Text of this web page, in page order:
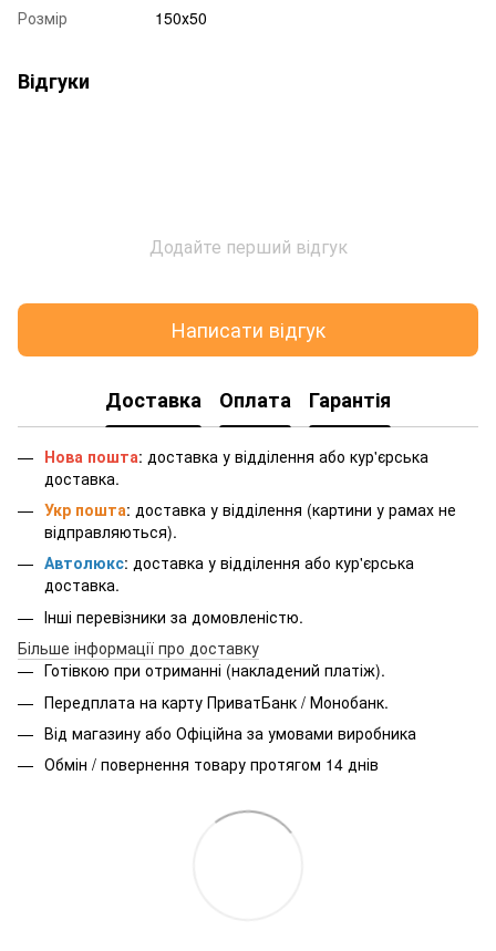
Розмір
150х50
Відгуки
Додайте перший відгук
Написати відгук
Доставка Оплата Гарантія
Нова пошта: доставка у відділення або кур'єрська
доставка.
Укр пошта: доставка у відділення (картини у рамах не
відправляються).
Автолюкс: доставка у відділення або кур'єрська
доставка.
Інші перевізники за домовленістю.
Більше інформації про доставку
Готівкою при отриманні (накладений платіж).
Передплата на карту ПриватБанк / Монобанк.
Від магазину або Офіційна за умовами виробника
Обмін / повернення товару протягом 14 днів